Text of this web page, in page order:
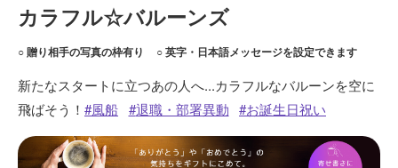
カラフル☆バルーンズ
○ 贈り相手の写真の枠有り ○ 英字・日本語メッセージを設定できます
新たなスタートに立つあの人へ...カラフルなバルーンを空に
飛ばそう！
風船 退職・部署異動 お誕生日祝い